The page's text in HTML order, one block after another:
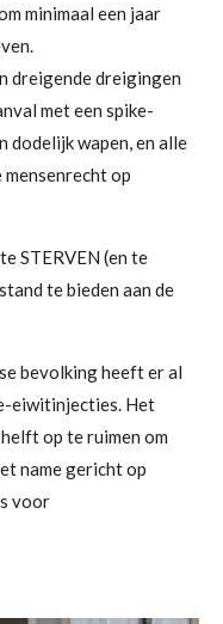
minimaal een jaar
dreigende dreigingen
met een spike-
dodelijk wapen, en alle
mensenrecht op
STERVEN (en te
te bieden aan de
bevolking heeft er al
eiwitinjecties. Het
op te ruimen om
name gericht op
voor